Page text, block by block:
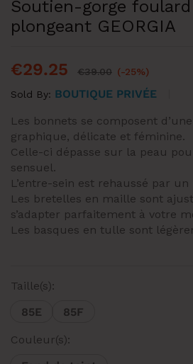
Soutien-gorge
plongeant GEORGIA
€29.25 €39.00 (-25%)
Sold By: BOUTIQUE PRIVÉE
Les bonnets se composent
graphique, délicate et féminine.
Celle-ci dépasse sur la peau
sensuel.
L’entre-sein est rehaussé par
Les bretelles en maille sont
s’adapter parfaitement à votre
Les basques en tulle sont
Taille(s):
85E
85F
Couleur(s):